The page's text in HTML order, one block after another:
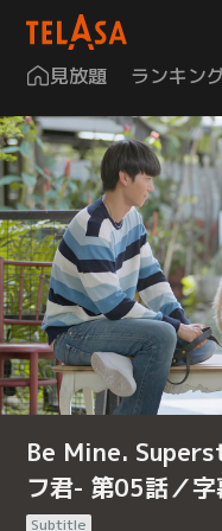
見放題 ランキン
Be Mine.
フ君- 第05話／字
Subtitle